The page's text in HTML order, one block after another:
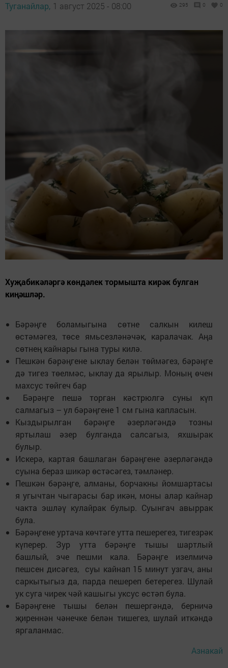
Туганайлар, 1 август 2025 - 08:00 295 0 0
Хуҗабикәләргә көндәлек тормышта кирәк булган
киңәшләр.
Бәрәңге боламыгына сөтне салкын килеш
өстәмәгез, төсе ямьсезләнәчәк, каралачак. Аңа
сөтнең кайнары гына туры килә.
Пешкән бәрәңгене ыклау белән төймәгез, бәрәңге
дә тигез төелмәс, ыклау да ярылыр. Моның өчен
махсус төйгеч бар
Бәрәңге пешә торган кәстрюлгә суны күп
салмагыз – ул бәрәңгене 1 см гына капласын.
Кыздырылган бәрәңге әзерләгәндә тозны
яртылаш әзер булганда салсагыз, яхшырак
булыр.
Искерә, картая башлаган бәрәңгене әзерләгәндә
суына бераз шикәр өстәсәгез, тәмләнер.
Пешкән бәрәңге, алманы, борчакны йомшартасы
я угычтан чыгарасы бар икән, моны алар кайнар
чакта эшләү кулайрак булыр. Суынгач авыррак
була.
Бәрәңгене уртача көчтәге утта пешерегез, тигезрәк
күперер. Зур утта бәрәңге тышы шартлый
башлый, эче пешми кала. Бәрәңге изелмичә
пешсен дисәгез, суы кайнап 15 минут узгач, аны
саркытыгыз да, парда пешереп бетерегез. Шулай
ук суга чирек чәй кашыгы уксус өстәп була.
Бәрәңгене тышы белән пешергәндә, берничә
җиреннән чәнечке белән тишегез, шулай иткәндә
яргаланмас.
Азнакай